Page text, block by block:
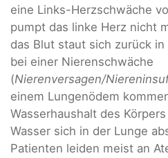
eine Links-Herzschwäche
pumpt das linke Herz nicht
das Blut staut sich zurück
bei einer Nierenschwäche
(Nierenversagen/
einem Lungenödem
Wasserhaushalt des
Wasser sich in der Lunge
Patienten leiden meist an